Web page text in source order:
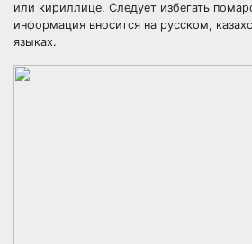
или кириллице. Следует избегать
информация вносится на русском,
языках.